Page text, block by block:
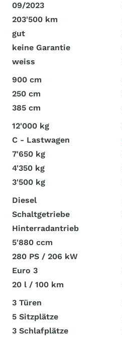
09/2023
203'500 km
gut
keine Garantie
weiss
900 cm
250 cm
385 cm
12'000 kg
C - Lastwagen
7'650 kg
4'350 kg
3'500 kg
Diesel
Schaltgetriebe
Hinterradantrieb
5'880 ccm
280 PS / 206 kW
Euro 3
20 l / 100 km
3 Türen
5 Sitzplätze
3 Schlafplätze